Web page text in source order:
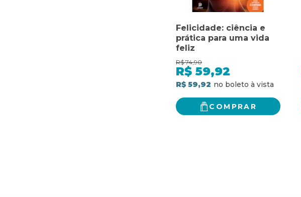
Felicidade: ciência e
prática para uma vida
feliz
R$ 74,90
R$ 59,92
R$ 59,92
COMPRAR